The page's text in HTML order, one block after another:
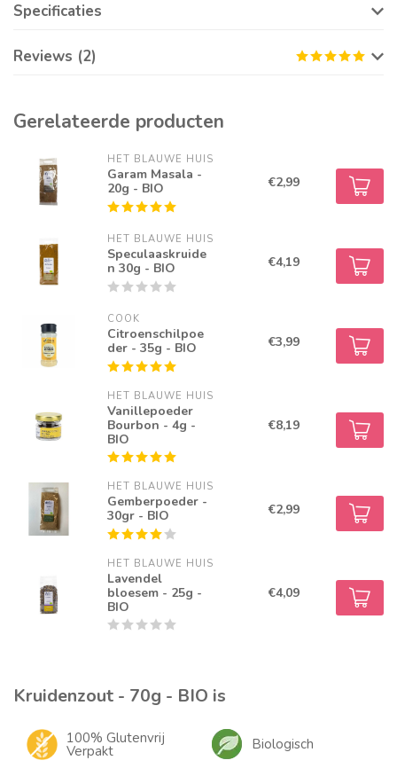
Specificaties
Reviews (2)
Gerelateerde producten
HET BLAUWE HUIS
Garam Masala -
20g - BIO
€2,99
HET BLAUWE HUIS
Speculaaskruide
n 30g - BIO
€4,19
COOK
Citroenschilpoe
der - 35g - BIO
€3,99
HET BLAUWE HUIS
Vanillepoeder
Bourbon - 4g -
BIO
€8,19
HET BLAUWE HUIS
Gemberpoeder -
30gr - BIO
€2,99
HET BLAUWE HUIS
Lavendel
bloesem - 25g -
BIO
€4,09
Kruidenzout - 70g - BIO is
100% Glutenvrij
Verpakt Biologisch